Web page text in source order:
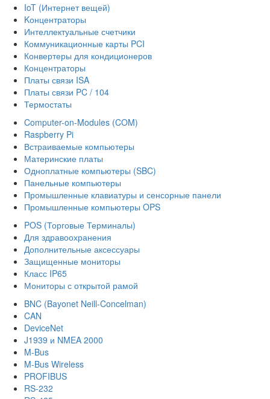
IoT (Интернет вещей)
Kонцентраторы
Интеллектуальные счетчики
Коммуникационные карты PCI
Конвертеры для кондиционеров
Концентраторы
Платы связи ISA
Платы связи PC / 104
Термостаты
Computer-on-Modules (COM)
Raspberry Pi
Встраиваемые компьютеры
Материнские платы
Одноплатные компьютеры (SBC)
Панельные компьютеры
Промышленные клавиатуры и сенсорные панели
Промышленные компьютеры OPS
POS (Торговые Терминалы)
Для здравоохранения
Дополнительные аксессуары
Защищенные мониторы
Класс IP65
Мониторы с открытой рамой
BNC (Bayonet Neill-Concelman)
CAN
DeviceNet
J1939 и NMEA 2000
M-Bus
M-Bus Wireless
PROFIBUS
RS-232